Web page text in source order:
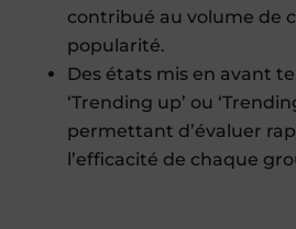
contribué au volume de
popularité.
Des états mis en avant
‘Trending up’ ou
permettant d’évaluer
l’efficacité de chaque